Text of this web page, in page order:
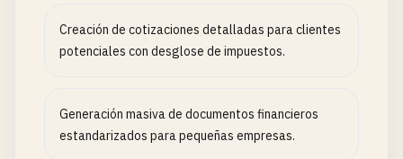
Creación de cotizaciones detalladas para clientes
potenciales con desglose de impuestos.
Generación masiva de documentos financieros
estandarizados para pequeñas empresas.